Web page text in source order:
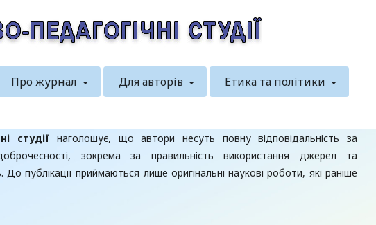
Про журнал Для авторів
Етика та політики
студії наголошує, що автори несуть повну відповідальність за
зокрема за правильність використання джерел та
публікації приймаються лише оригінальні наукові роботи, які раніше